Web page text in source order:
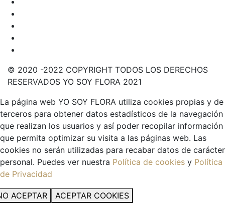
© 2020 -2022 COPYRIGHT TODOS LOS DERECHOS
RESERVADOS YO SOY FLORA 2021
La página web YO SOY FLORA utiliza cookies propias y de
terceros para obtener datos estadísticos de la navegación
que realizan los usuarios y así poder recopilar información
que permita optimizar su visita a las páginas web. Las
cookies no serán utilizadas para recabar datos de carácter
personal. Puedes ver nuestra Política de cookies y Política
de Privacidad
ACEPTAR ACEPTAR COOKIES